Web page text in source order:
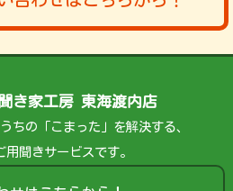
き家工房 東海渡内店
ちの「こまった」を解決する、
用聞きサービスです。